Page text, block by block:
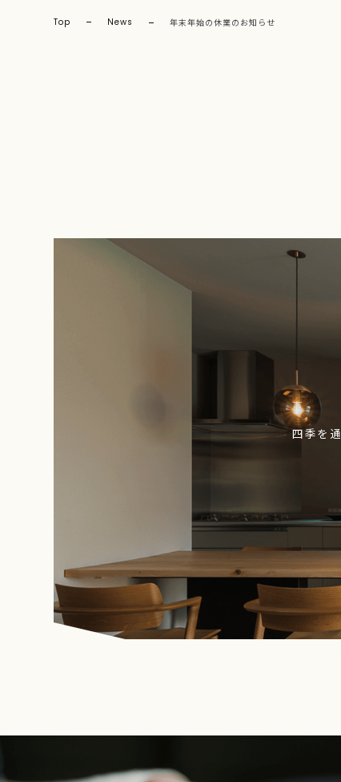
Top News 年末年始の休業のお知らせ
四季を